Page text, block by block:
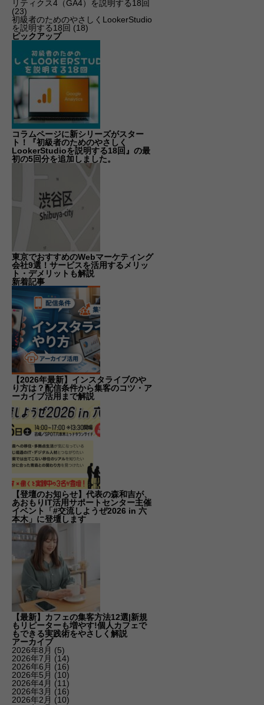
リティクス4（GA4）を説明する18回
(23)
初級者のためのやさしくLookerStudio
を説明する18回 (18)
ピックアップ
コラムページに新シリーズがスター
ト！『初級者のためのやさしく
LookerStudioを説明する18回』の最
初の5回分を追加しました。
東京でおすすめのWebマーケティング
会社9選！サービスを活用するメリッ
ト・デメリットも解説
新着記事
【2026年最新】インスタライブのや
り方は？配信条件から集客のコツ・ア
ーカイブ活用まで解説
【登壇のお知らせ】代表の森和吉が、
あおもりIT活用サポートセンター主催
イベント「#交流しようぜ2026 in 六
本木」に登壇します
【最新】カフェの集客方法12選|新規
もリピーターも増やす!個人カフェで
もできる実践術をやさしく解説
アーカイブ
2026年8月 (5)
2026年7月 (14)
2026年6月 (16)
2026年5月 (10)
2026年4月 (11)
2026年3月 (16)
2026年2月 (10)